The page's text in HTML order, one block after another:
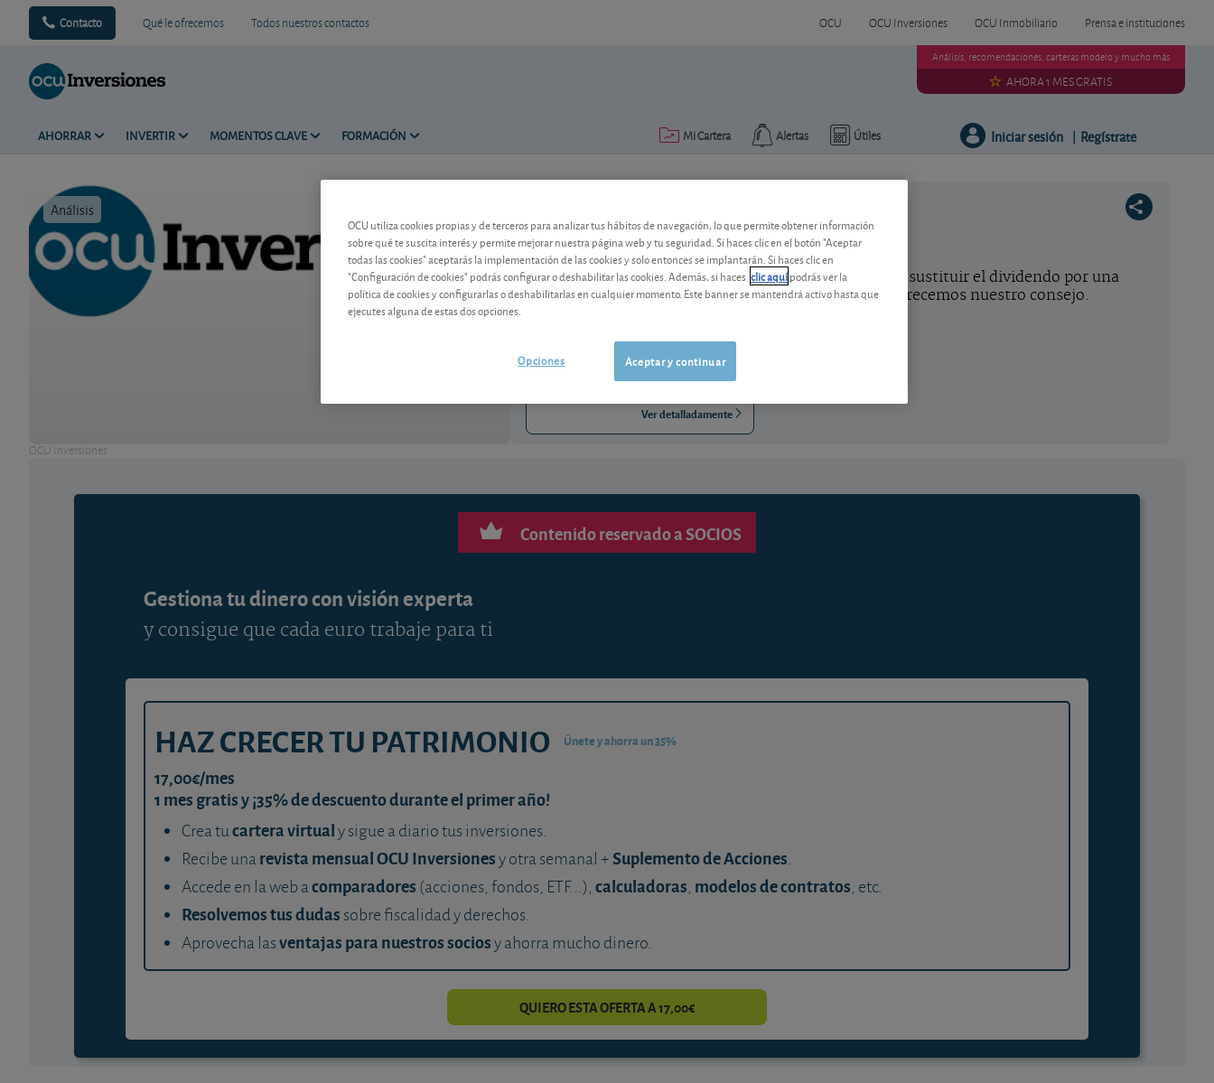
Contacto Qué le ofrecemos Todos nuestros contactos OCU OCU Inversiones OCU Inmobiliario Prensa e instituciones
AHORRAR INVERTIR MOMENTOS CLAVE FORMACIÓN Útiles
Alertas
Mi Cartera
Análisis, recomendaciones, carteras modelo y mucho más
AHORA 1 MES GRATIS
Iniciar sesión | Regístrate
Análisis
OCU Inversiones
Repsol: otro falso dividendo
Bajo la fórmula del dividendo flexible Repsol vuelve a sustituir el dividendo por una
ampliación de capital. Explicamos la operación y le ofrecemos nuestro consejo.
Ver detalladamente
Contenido reservado a SOCIOS
Gestiona tu dinero con visión experta
y consigue que cada euro trabaje para ti
HAZ CRECER TU PATRIMONIO Únete y ahorra un 35%
17,00€/mes
1 mes gratis y ¡35% de descuento durante el primer año!
Crea tucartera virtualy sigue a diario tus inversiones.
Recibe unarevista mensual OCU Inversionesy otra semanal +Suplemento de Acciones.
Accede en la web acomparadores (acciones, fondos, ETF...), calculadoras, modelos de contratos, etc.
Resolvemos tus dudas sobre fiscalidad y derechos.
Aprovecha lasventajas para nuestros sociosy ahorra mucho dinero.
QUIERO ESTA OFERTA A 17,00€
OCU utiliza cookies propias y de terceros para analizar tus hábitos de navegación, lo que permite obtener información
sobre qué te suscita interés y permite mejorar nuestra página web y tu seguridad. Si haces clic en el botón "Aceptar
todas las cookies" aceptarás la implementación de las cookies y solo entonces se implantarán. Si haces clic en
"Configuración de cookies" podrás configurar o deshabilitar las cookies. Además, si haces clic aquípodrás ver la
política de cookies y configurarlas o deshabilitarlas en cualquier momento. Este banner se mantendrá activo hasta que
ejecutes alguna de estas dos opciones.
Aceptar y continuar
Opciones